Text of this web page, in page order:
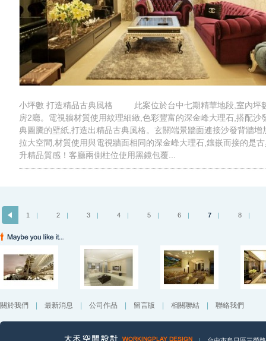
小坪數 打造精品古典風格 此案位於台中七期精華地段,室內坪
房2廳。電視牆材質使用紋理細緻,色彩豐富的深金峰大理石,搭配沙
典圖騰的壁紙,打造出精品古典風格。玄關端景牆面連接沙發背牆增
拉大空間,材質使用與電視牆面相同的深金峰大理石,鑲嵌而接的是
升精品質感！客廳兩側柱位使用黑鏡包覆...
1 | 2 | 3 | 4 | 5 | 6 | 7 | 8 |
關於我們 最新消息 公司作品 留言版 相關聯結 聯絡我們